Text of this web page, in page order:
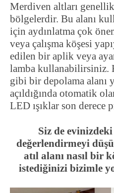
Merdiven altları
bölgelerdir. Bu alanı
için aydınlatma çok
veya çalışma köşesi
edilen bir aplik veya
lamba kullanabilirsiniz.
gibi bir depolama alanı
açıldığında otomatik
LED ışıklar son derece
Siz de
değerlendirmeyi
atıl alanı nasıl bir
istediğinizi bizimle